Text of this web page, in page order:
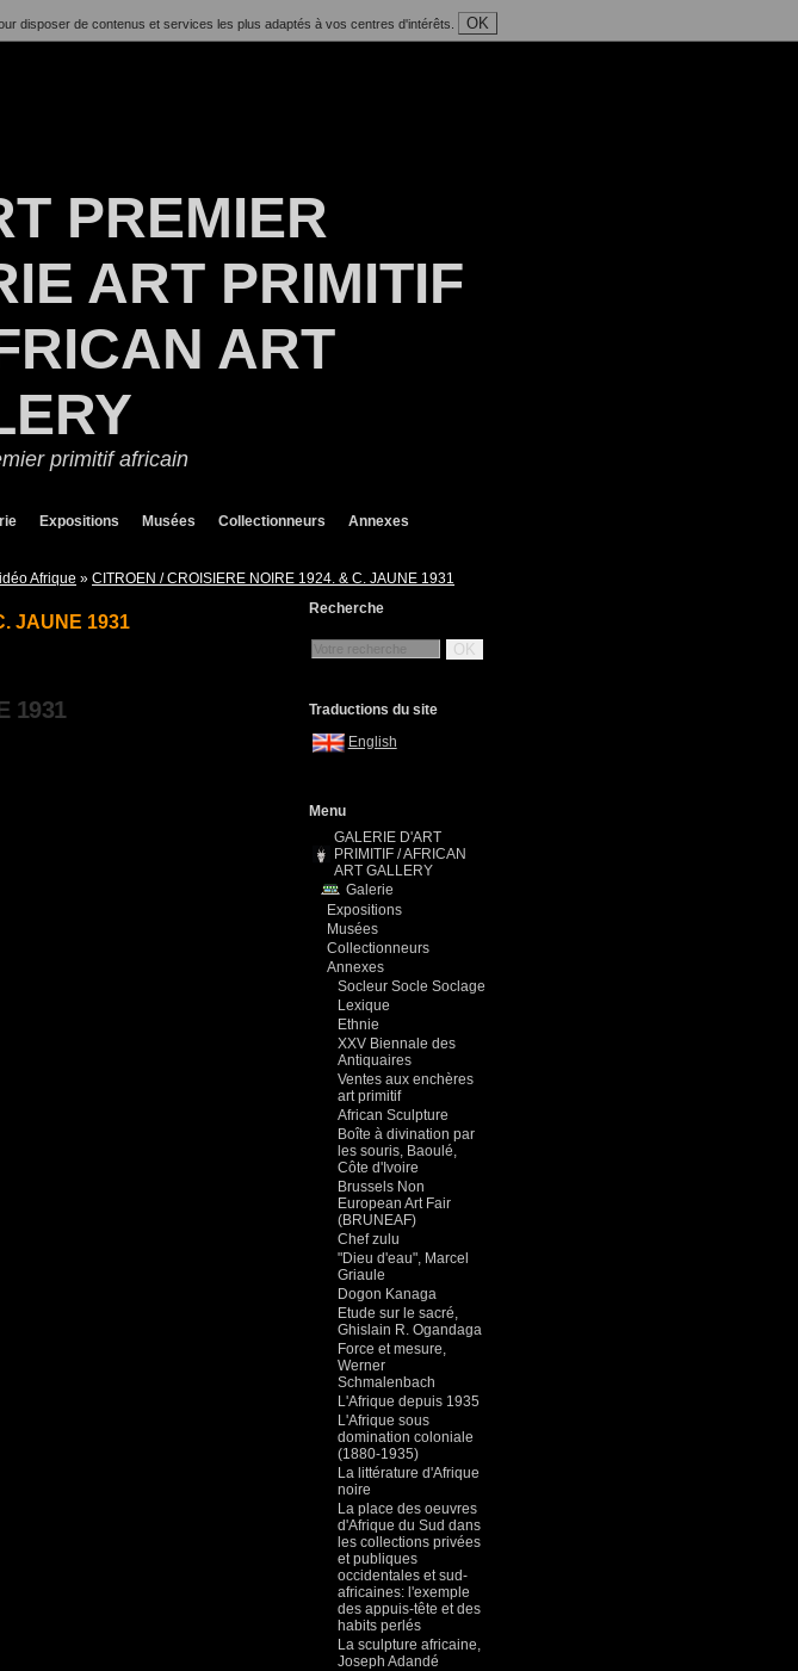
disposer de contenus et services les plus adaptés à vos centres d'intérêts. OK
PREMIER
ART PRIMITIF
ART
primitif africain
Expositions Musées Collectionneurs Annexes
Afrique » CITROEN / CROISIERE NOIRE 1924. & C. JAUNE 1931
JAUNE 1931
1931
Recherche
OK
Traductions du site
English
Menu
GALERIE D'ART
PRIMITIF / AFRICAN
ART GALLERY
Galerie
Expositions
Musées
Collectionneurs
Annexes
Socleur Socle Soclage
Lexique
Ethnie
XXV Biennale des
Antiquaires
Ventes aux enchères
art primitif
African Sculpture
Boîte à divination par
les souris, Baoulé,
Côte d'Ivoire
Brussels Non
European Art Fair
(BRUNEAF)
Chef zulu
"Dieu d'eau", Marcel
Griaule
Dogon Kanaga
Etude sur le sacré,
Ghislain R. Ogandaga
Force et mesure,
Werner
Schmalenbach
L'Afrique depuis 1935
L'Afrique sous
domination coloniale
(1880-1935)
La littérature d'Afrique
noire
La place des oeuvres
d'Afrique du Sud dans
les collections privées
et publiques
occidentales et sud-
africaines: l'exemple
des appuis-tête et des
habits perlés
La sculpture africaine,
Joseph Adandé